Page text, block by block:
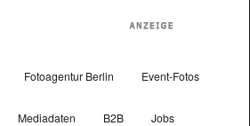
Fotoagentur Berlin Event-Fotos
Mediadaten B2B Jobs